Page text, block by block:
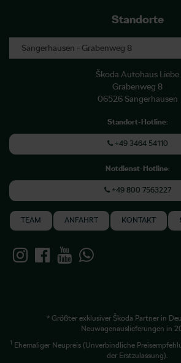
Standorte
Škoda Autohaus Liebe
Grabenweg 8
06526 Sangerhausen
Standort-Hotline:
+49 3464 54110
Notdienst-Hotline:
+49 800 7563227
TEAM ANFAHRT KONTAKT
* Größter exklusiver Škoda Partner in
Neuwagenauslieferungen in
1
Ehemaliger Neupreis (Unverbindliche
der Erstzulassung).